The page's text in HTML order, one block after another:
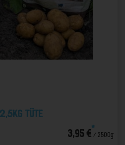
Tüte
3,95 €*/ 2500g